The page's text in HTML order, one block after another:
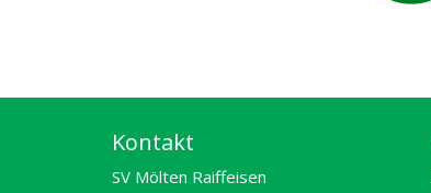
Kontakt
SV Mölten Raiffeisen